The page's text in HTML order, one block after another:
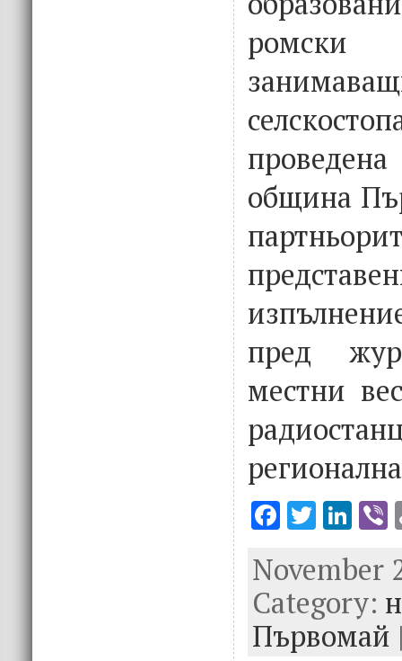
община
пред
местни
F
e
b
o
T
it
te
r
Li
k
e
dI
November
Category:
Първомай